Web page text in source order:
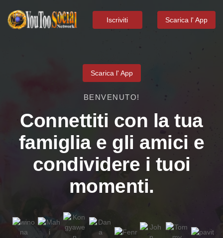
Iscriviti Scarica l' App
Scarica l' App
BENVENUTO!
Connettiti con la tua
famiglia e gli amici e
condividere i tuoi
momenti.